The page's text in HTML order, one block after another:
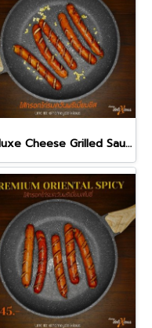
Deluxe Cheese Grilled Sausage 250 g